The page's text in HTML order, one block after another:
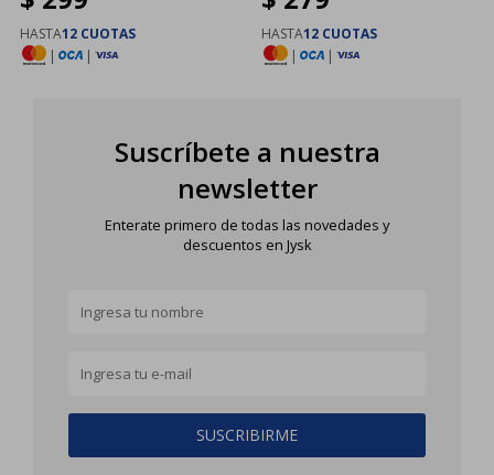
HASTA12 CUOTAS
|
|
HASTA12 CUOTAS
|
|
Suscríbete a nuestra
newsletter
Enterate primero de todas las novedades y
descuentos en Jysk
SUSCRIBIRME